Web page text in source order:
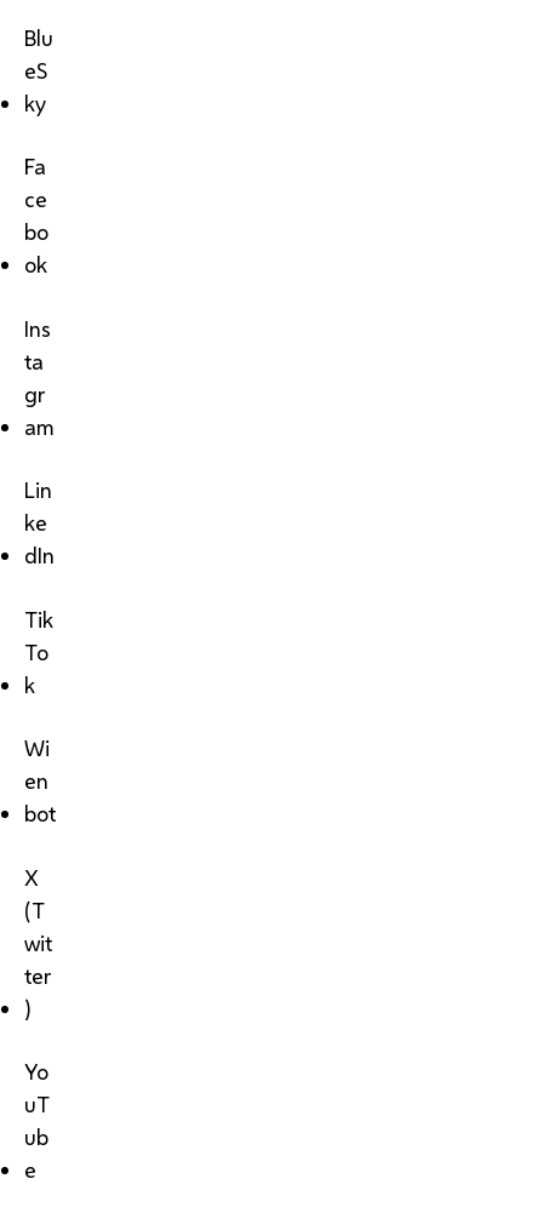
Blu
eS
ky
Fa
ce
bo
ok
Ins
ta
gr
am
Lin
ke
dIn
Tik
To
k
Wi
en
bot
X
(T
wit
ter
)
Yo
uT
ub
e